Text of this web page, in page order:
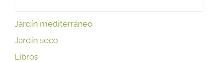
Jardín mediterráneo
Jardín seco
Libros